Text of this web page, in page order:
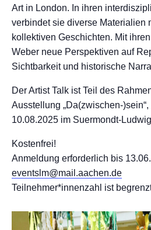
Art in London. In ihren
verbindet sie diverse Materialien
kollektiven Geschichten. Mit
Weber neue Perspektiven auf
Sichtbarkeit und historische
Der Artist Talk ist Teil des
Ausstellung „Da(zwischen-
10.08.2025 im Suermondt-
Kostenfrei!
Anmeldung erforderlich bis
eventslm@mail.aachen.de
Teilnehmer*innenzahl ist